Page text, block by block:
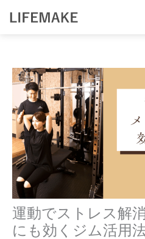
運動でストレス解
にも効くジム活用